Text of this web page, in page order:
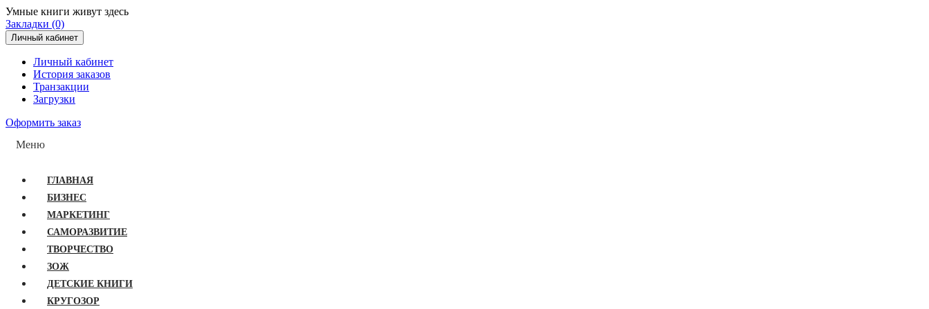
Умные книги живут здесь
Закладки (0)
Личный кабинет
Личный кабинет
История заказов
Транзакции
Загрузки
Оформить заказ
Меню
ГЛАВНАЯ
БИЗНЕС
МАРКЕТИНГ
САМОРАЗВИТИЕ
ТВОРЧЕСТВО
ЗОЖ
ДЕТСКИЕ КНИГИ
КРУГОЗОР